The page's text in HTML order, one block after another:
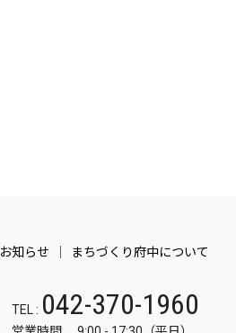
お知らせ まちづくり府中について
TEL : 042-370-1960